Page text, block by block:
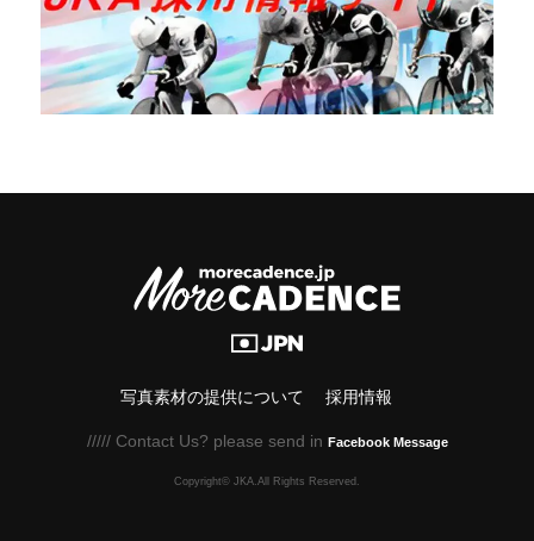
写真素材の提供について 採用情報
///// Contact Us? please send in Facebook Message
Copyright© JKA.All Rights Reserved.